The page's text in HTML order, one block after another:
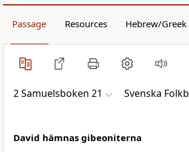
Passage Resources Hebrew/Greek
2 Samuelsboken 21 Svenska
David hämnas gibeoniterna